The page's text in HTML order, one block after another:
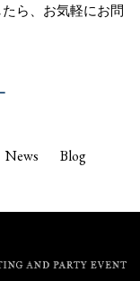
ら、お気軽にお問
News
Blog